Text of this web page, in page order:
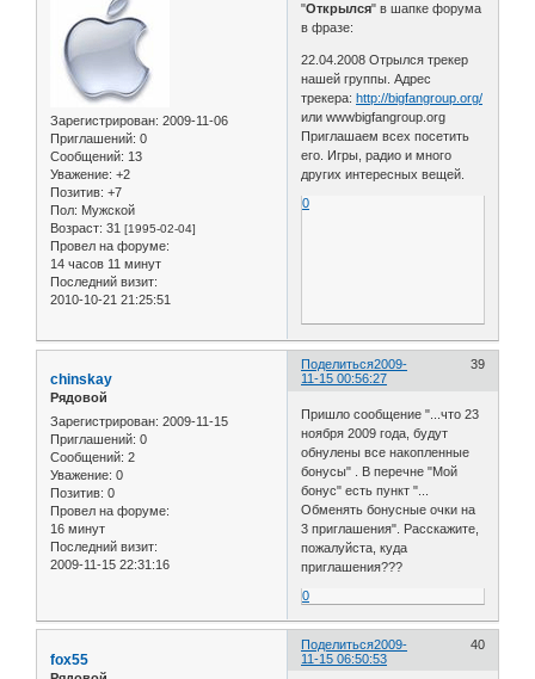
Зарегистрирован: 2009-11-06
Приглашений: 0
Сообщений: 13
Уважение: +2
Позитив: +7
Пол: Мужской
Возраст: 31 [1995-02-04]
Провел на форуме:
14 часов 11 минут
Последний визит:
2010-10-21 21:25:51
"Открылся" в шапке форума
в фразе:
22.04.2008 Отрылся трекер
нашей группы. Адрес
трекера: http://bigfangroup.org/
или wwwbigfangroup.org
Приглашаем всех посетить
его. Игры, радио и много
других интересных вещей.
0
Поделиться 39
2009-
11-15 00:56:27
chinskay
Рядовой
Зарегистрирован: 2009-11-15
Приглашений: 0
Сообщений: 2
Уважение: 0
Позитив: 0
Провел на форуме:
16 минут
Последний визит:
2009-11-15 22:31:16
Пришло сообщение "...что 23
ноября 2009 года, будут
обнулены все накопленные
бонусы" . В перечне "Мой
бонус" есть пункт "...
Обменять бонусные очки на
3 приглашения". Расскажите,
пожалуйста, куда
приглашения???
0
Поделиться 40
2009-
11-15 06:50:53
fox55